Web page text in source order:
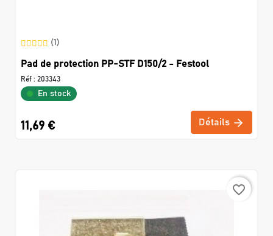
(1)
Pad de protection PP-STF D150/2 - Festool
Réf : 203343
En stock
11,69 € Détails
favorite_border